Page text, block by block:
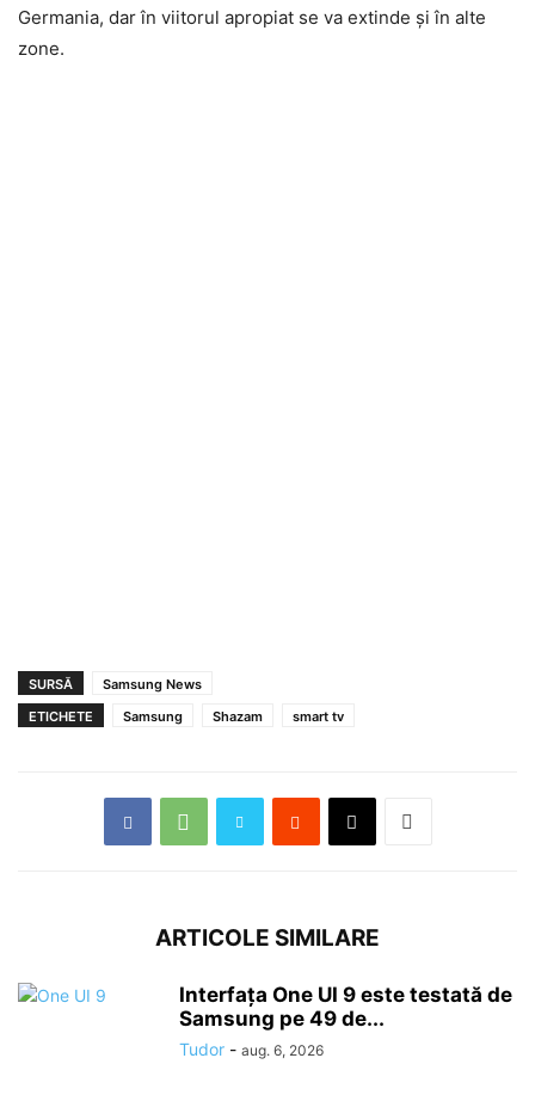
Germania, dar în viitorul apropiat se va extinde și în alte
zone.
SURSĂ
Samsung News
ETICHETE
Samsung Shazam smart tv
ARTICOLE SIMILARE
Interfața One UI 9 este testată de
Samsung pe 49 de...
Tudor - aug. 6, 2026